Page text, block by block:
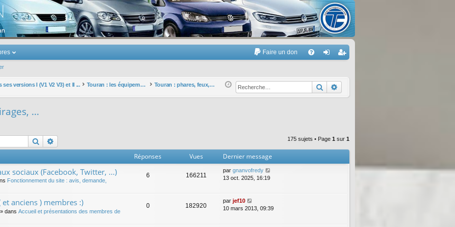
Touran
Faire un don
Q ne
xi
nr
eg
r
versions I (V1 V2 V3) et II ... Touran : les équipements électriques et électroniques Touran : phares, feux, éclairages, ... Rechercher
...
Rechercher 175 sujets • Page 1 sur 1
Réponses Vues Dernier message
sociaux (Facebook, Twitter, ...)
Fonctionnement du site : avis, demande,
6 166211
par gnanvofredy
13 oct. 2025, 16:19
anciens ) membres :)
» dans Accueil et présentations des membres de
0 182920
par jef10
10 mars 2013, 09:39